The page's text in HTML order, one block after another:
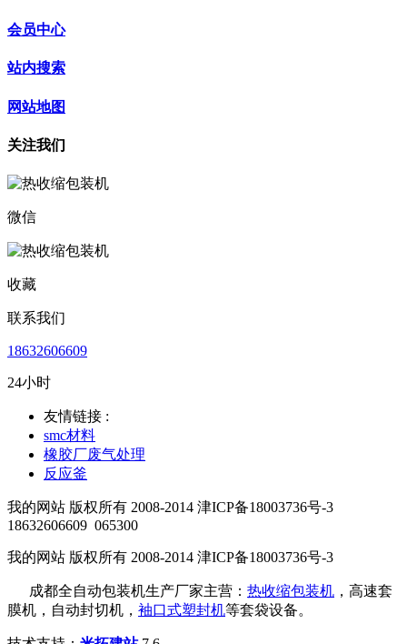
会员中心
站内搜索
网站地图
关注我们
微信
收藏
联系我们
18632606609
24小时
友情链接 :
smc材料
橡胶厂废气处理
反应釜
我的网站 版权所有 2008-2014 津ICP备18003736号-3
18632606609 065300
我的网站 版权所有 2008-2014 津ICP备18003736号-3
成都全自动包装机生产厂家主营： 热收缩包装机 ，高速套
膜机，自动封切机， 袖口式塑封机等套袋设备。